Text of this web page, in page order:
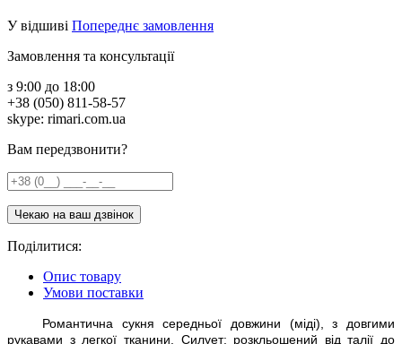
У відшиві Попереднє замовлення
Замовлення та консультації
з 9:00 до 18:00
+38 (050) 811-58-57
skype: rimari.com.ua
Вам передзвонити?
Поділитися:
Опис товару
Умови поставки
Романтична сукня середньої довжини (міді), з довгими
рукавами з легкої тканини. Силует: розкльошений від талії до